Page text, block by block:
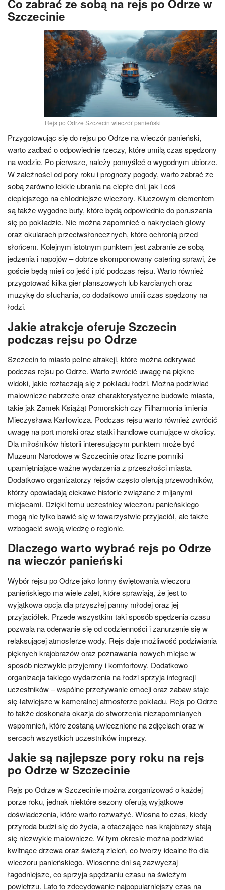
Co zabrać ze sobą na rejs po Odrze w
Szczecinie
Rejs po Odrze Szczecin wieczór panieński
Przygotowując się do rejsu po Odrze na wieczór panieński,
warto zadbać o odpowiednie rzeczy, które umilą czas spędzony
na wodzie. Po pierwsze, należy pomyśleć o wygodnym ubiorze.
W zależności od pory roku i prognozy pogody, warto zabrać ze
sobą zarówno lekkie ubrania na ciepłe dni, jak i coś
cieplejszego na chłodniejsze wieczory. Kluczowym elementem
są także wygodne buty, które będą odpowiednie do poruszania
się po pokładzie. Nie można zapomnieć o nakryciach głowy
oraz okularach przeciwsłonecznych, które ochronią przed
słońcem. Kolejnym istotnym punktem jest zabranie ze sobą
jedzenia i napojów – dobrze skomponowany catering sprawi, że
goście będą mieli co jeść i pić podczas rejsu. Warto również
przygotować kilka gier planszowych lub karcianych oraz
muzykę do słuchania, co dodatkowo umili czas spędzony na
łodzi.
Jakie atrakcje oferuje Szczecin
podczas rejsu po Odrze
Szczecin to miasto pełne atrakcji, które można odkrywać
podczas rejsu po Odrze. Warto zwrócić uwagę na piękne
widoki, jakie roztaczają się z pokładu łodzi. Można podziwiać
malownicze nabrzeże oraz charakterystyczne budowle miasta,
takie jak Zamek Książąt Pomorskich czy Filharmonia imienia
Mieczysława Karłowicza. Podczas rejsu warto również zwrócić
uwagę na port morski oraz statki handlowe cumujące w okolicy.
Dla miłośników historii interesującym punktem może być
Muzeum Narodowe w Szczecinie oraz liczne pomniki
upamiętniające ważne wydarzenia z przeszłości miasta.
Dodatkowo organizatorzy rejsów często oferują przewodników,
którzy opowiadają ciekawe historie związane z mijanymi
miejscami. Dzięki temu uczestnicy wieczoru panieńskiego
mogą nie tylko bawić się w towarzystwie przyjaciół, ale także
wzbogacić swoją wiedzę o regionie.
Dlaczego warto wybrać rejs po Odrze
na wieczór panieński
Wybór rejsu po Odrze jako formy świętowania wieczoru
panieńskiego ma wiele zalet, które sprawiają, że jest to
wyjątkowa opcja dla przyszłej panny młodej oraz jej
przyjaciółek. Przede wszystkim taki sposób spędzenia czasu
pozwala na oderwanie się od codzienności i zanurzenie się w
relaksującej atmosferze wody. Rejs daje możliwość podziwiania
pięknych krajobrazów oraz poznawania nowych miejsc w
sposób niezwykle przyjemny i komfortowy. Dodatkowo
organizacja takiego wydarzenia na łodzi sprzyja integracji
uczestników – wspólne przeżywanie emocji oraz zabaw staje
się łatwiejsze w kameralnej atmosferze pokładu. Rejs po Odrze
to także doskonała okazja do stworzenia niezapomnianych
wspomnień, które zostaną uwiecznione na zdjęciach oraz w
sercach wszystkich uczestników imprezy.
Jakie są najlepsze pory roku na rejs
po Odrze w Szczecinie
Rejs po Odrze w Szczecinie można zorganizować o każdej
porze roku, jednak niektóre sezony oferują wyjątkowe
doświadczenia, które warto rozważyć. Wiosna to czas, kiedy
przyroda budzi się do życia, a otaczające nas krajobrazy stają
się niezwykle malownicze. W tym okresie można podziwiać
kwitnące drzewa oraz świeżą zieleń, co tworzy idealne tło dla
wieczoru panieńskiego. Wiosenne dni są zazwyczaj
łagodniejsze, co sprzyja spędzaniu czasu na świeżym
powietrzu. Lato to zdecydowanie najpopularniejszy czas na